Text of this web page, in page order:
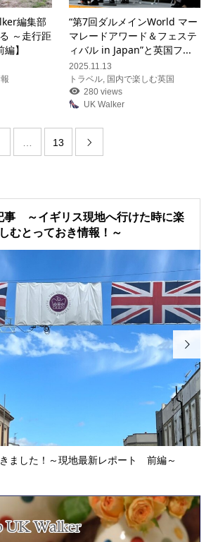
編集部
～走行距
】
“第7回ダルメインWorld マー
マレードアワード＆フェステ
ィバル in Japan”と英国フ...
2025.11.13
トラベル, 国内で楽しむ英国
280 views
UK Walker
… 13 
事 ～イギリス現地へ行けた時に楽
しむとっておき情報！～
ました！～現地最新レポート 前編～
